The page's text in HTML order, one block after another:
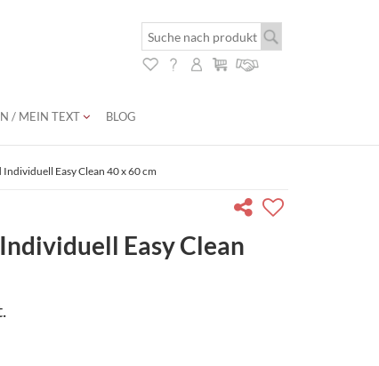
/ MEIN TEXT BLOG
Easy Clean 40 x 60 cm
Easy Clean